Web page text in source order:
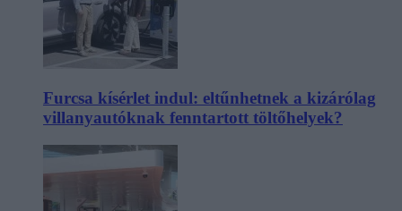
Furcsa kísérlet indul: eltűnhetnek a kizárólag
villanyautóknak fenntartott töltőhelyek?